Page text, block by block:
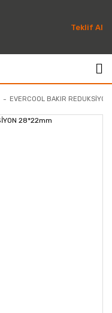
Teklif Al
EVERCOOL BAKIR